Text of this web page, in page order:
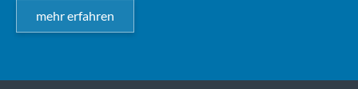
mehr erfahren